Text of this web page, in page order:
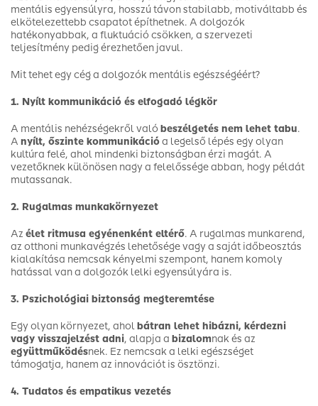
mentális egyensúlyra, hosszú távon stabilabb, motiváltabb és
elkötelezettebb csapatot építhetnek. A dolgozók
hatékonyabbak, a fluktuáció csökken, a szervezeti
teljesítmény pedig érezhetően javul.
Mit tehet egy cég a dolgozók mentális egészségéért?
1. Nyílt kommunikáció és elfogadó légkör
A mentális nehézségekről való beszélgetés nem lehet tabu.
A nyílt, őszinte kommunikációa legelső lépés egy olyan
kultúra felé, ahol mindenki biztonságban érzi magát. A
vezetőknek különösen nagy a felelőssége abban, hogy példát
mutassanak.
2. Rugalmas munkakörnyezet
Az élet ritmusa egyénenként eltérő. A rugalmas munkarend,
az otthoni munkavégzés lehetősége vagy a saját időbeosztás
kialakítása nemcsak kényelmi szempont, hanem komoly
hatással van a dolgozók lelki egyensúlyára is.
3. Pszichológiai biztonság megteremtése
Egy olyan környezet, aholbátran lehet hibázni, kérdezni
vagy visszajelzést adni, alapja a bizalomnak és az
együttműködésnek. Ez nemcsak a lelki egészséget
támogatja, hanem az innovációt is ösztönzi.
4. Tudatos és empatikus vezetés